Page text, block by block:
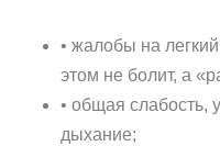
• жалобы на
этом не болит, а
• общая слабость,
дыхание;